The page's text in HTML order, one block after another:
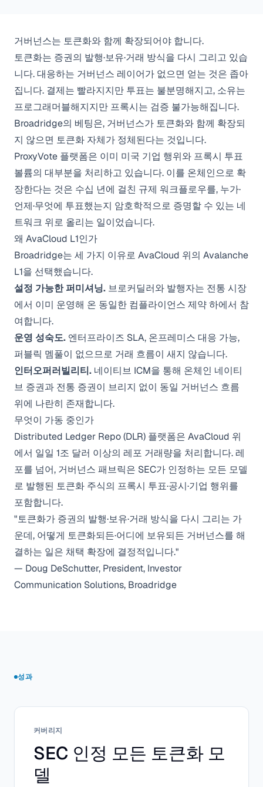
거버넌스는 토큰화와 함께 확장되어야 합니다.
토큰화는 증권의 발행·보유·거래 방식을 다시 그리고 있습
니다. 대응하는 거버넌스 레이어가 없으면 얻는 것은 좁아
집니다. 결제는 빨라지지만 투표는 불분명해지고, 소유는
프로그래머블해지지만 프록시는 검증 불가능해집니다.
Broadridge의 베팅은, 거버넌스가 토큰화와 함께 확장되
지 않으면 토큰화 자체가 정체된다는 것입니다.
ProxyVote 플랫폼은 이미 미국 기업 행위와 프록시 투표
볼륨의 대부분을 처리하고 있습니다. 이를 온체인으로 확
장한다는 것은 수십 년에 걸친 규제 워크플로우를, 누가·
언제·무엇에 투표했는지 암호학적으로 증명할 수 있는 네
트워크 위로 올리는 일이었습니다.
왜 AvaCloud L1인가
Broadridge는 세 가지 이유로 AvaCloud 위의 Avalanche
L1을 선택했습니다.
설정 가능한 퍼미셔닝. 브로커딜러와 발행자는 전통 시장
에서 이미 운영해 온 동일한 컴플라이언스 제약 하에서 참
여합니다.
운영 성숙도. 엔터프라이즈 SLA, 온프레미스 대응 가능,
퍼블릭 멤풀이 없으므로 거래 흐름이 새지 않습니다.
인터오퍼러빌리티. 네이티브 ICM을 통해 온체인 네이티
브 증권과 전통 증권이 브리지 없이 동일 거버넌스 흐름
위에 나란히 존재합니다.
무엇이 가동 중인가
Distributed Ledger Repo (DLR) 플랫폼은 AvaCloud 위
에서 일일 1조 달러 이상의 레포 거래량을 처리합니다. 레
포를 넘어, 거버넌스 패브릭은 SEC가 인정하는 모든 모델
로 발행된 토큰화 주식의 프록시 투표·공시·기업 행위를
포함합니다.
"토큰화가 증권의 발행·보유·거래 방식을 다시 그리는 가
운데, 어떻게 토큰화되든·어디에 보유되든 거버넌스를 해
결하는 일은 채택 확장에 결정적입니다."
— Doug DeSchutter, President, Investor
Communication Solutions, Broadridge
성과
커버리지
SEC 인정 모든 토큰화 모
델